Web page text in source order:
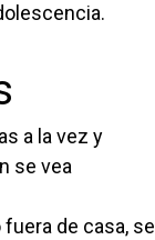
a la vez y
se vea
de casa, se